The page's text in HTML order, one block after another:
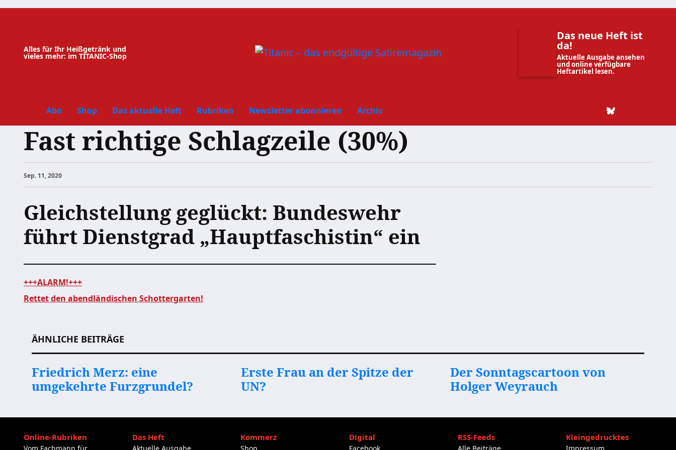
Zum
Alles für Ihr Heißgetränk und
vieles mehr: im TITANIC-Shop
Das neue Heft ist
da!
Aktuelle Ausgabe ansehen
und online verfügbare
Heftartikel lesen.
Abo Shop Das aktuelle Heft Rubriken Newsletter abonnieren Archiv
Fast richtige Schlagzeile (30%)
Sep. 11, 2020
Gleichstellung geglückt: Bundeswehr
führt Dienstgrad „Hauptfaschistin“ ein
+++ALARM!+++
Rettet den abendländischen Schottergarten!
ÄHNLICHE BEITRÄGE
Friedrich Merz: eine
umgekehrte Furzgrundel?
Erste Frau an der Spitze der
UN?
Der Sonntagscartoon von
Holger Weyrauch
Online-Rubriken Das Heft Kommerz Digital RSS-Feeds Kleingedrucktes